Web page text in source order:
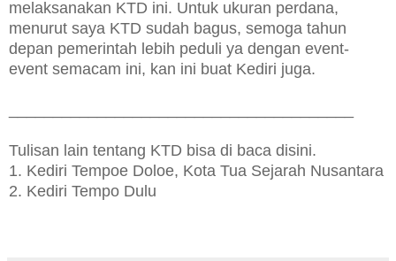
melaksanakan KTD ini. Untuk ukuran perdana,
menurut saya KTD sudah bagus, semoga tahun
depan pemerintah lebih peduli ya dengan event-
event semacam ini, kan ini buat Kediri juga.
Tulisan lain tentang KTD bisa di baca disini.
1. Kediri Tempoe Doloe, Kota Tua Sejarah Nusantara
2. Kediri Tempo Dulu